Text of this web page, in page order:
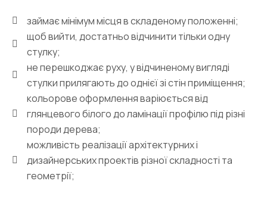
займає мінімум місця в складеному положенні;
щоб вийти, достатньо відчинити тільки одну
стулку;
не перешкоджає руху, у відчиненому вигляді
стулки прилягають до однієї зі стін приміщення;
кольорове оформлення варіюється від
глянцевого білого до ламінації профілю під різні
породи дерева;
можливість реалізації архітектурних і
дизайнерських проектів різної складності та
геометрії;